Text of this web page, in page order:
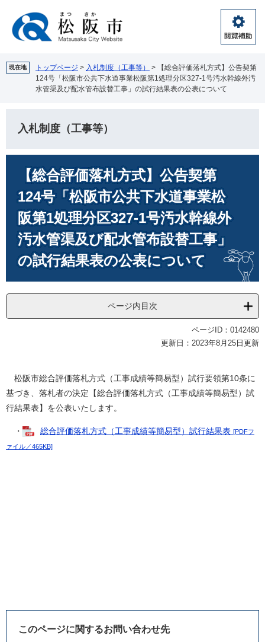
閲
覧
助
現在地 トップページ > 入札制度（工事等） >
【総合評価落札方式】公告契第
124号「松阪市公共下水道事業松阪第1処理分区327-1号汚水幹線外汚
水管渠及び配水管布設替工事」の試行結果表の公表について
入札制度（工事等）
【総合評価落札方式】公告契第
124号「松阪市公共下水道事業松
阪第1処理分区327-1号汚水幹線外
汚水管渠及び配水管布設替工事」
の試行結果表の公表について
ページ内目次
ページID：0142480
更新日：2023年8月25日更新
松阪市総合評価落札方式（工事成績等簡易型）試行要領第10条に
基づき、落札者の決定【総合評価落札方式（工事成績等簡易型）試
行結果表】を公表いたします。
・ 総合評価落札方式（工事成績等簡易型）試行結果表 [PDFフ
ァイル／465KB]
このページに関するお問い合わせ先